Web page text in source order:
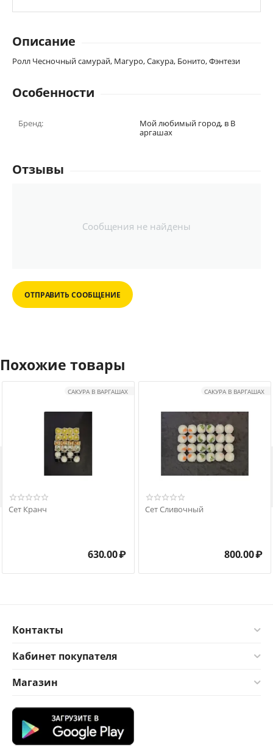
Описание
Ролл Чесночный самурай, Магуро, Сакура, Бонито, Фэнтези
Особенности
Бренд:
Мой любимый город, в В
аргашах
Отзывы
Сообщения не найдены
ОТПРАВИТЬ СООБЩЕНИЕ
Похожие товары
САКУРА В ВАРГАШАХ
Сет Кранч
630.00₽
САКУРА В ВАРГАШАХ
Сет Сливочный
800.00₽
Контакты
Кабинет покупателя
Магазин